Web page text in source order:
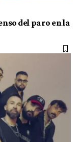
del paro en la